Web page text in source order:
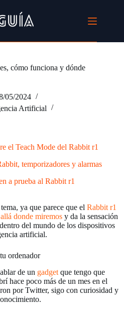
cómo funciona y dónde
05/2024
Artificial
el Teach Mode del Rabbit r1
temporizadores y alarmas
a prueba al Rabbit r1
ya que parece que el Rabbit r1
donde miremos y da la sensación
del mundo de los dispositivos
artificial.
ordenador
de un gadget que tengo que
hace poco más de un mes en el
por Twitter, sigo con curiosidad y